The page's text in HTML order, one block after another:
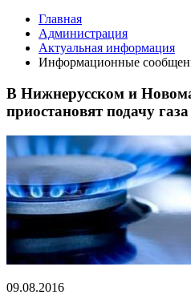
Главная
Администрация
Актуальная информация
Информационные
В Нижнерусском и
приостановят подачу газа
09.08.2016